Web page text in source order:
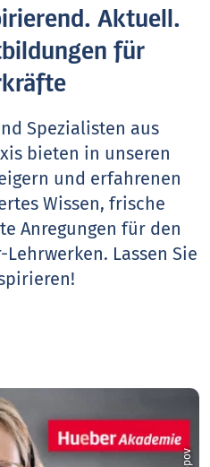
Aktuell.
für
Spezialisten aus
bieten in unseren
und erfahrenen
Wissen, frische
Anregungen für den
Lassen Sie